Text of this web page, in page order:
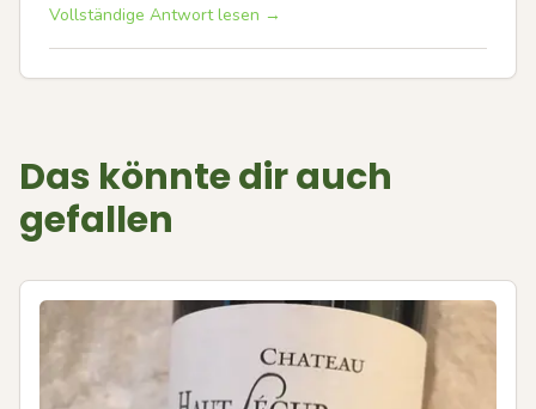
Vollständige Antwort lesen →
Das könnte dir auch
gefallen